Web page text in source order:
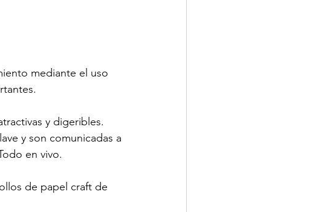
mediante el uso
y digeribles.
y son comunicadas a
en vivo.
de papel craft de